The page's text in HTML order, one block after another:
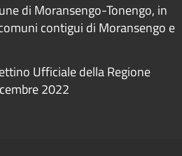
di Moransengo-Tonengo, in
contigui di Moransengo e
Ufficiale della Regione
2022